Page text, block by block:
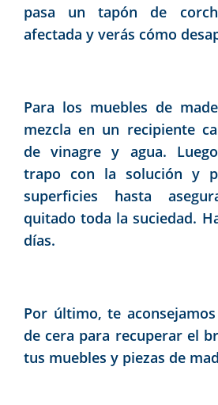
pasa un tapón de
afectada y verás cómo
Para los muebles de
mezcla en un recipiente
de vinagre y agua.
trapo con la solución y
superficies hasta
quitado toda la suciedad.
días.
Por último, te
de cera para recuperar el
tus muebles y piezas de